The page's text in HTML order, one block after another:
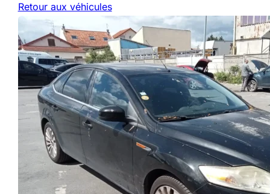
Retour aux véhicules